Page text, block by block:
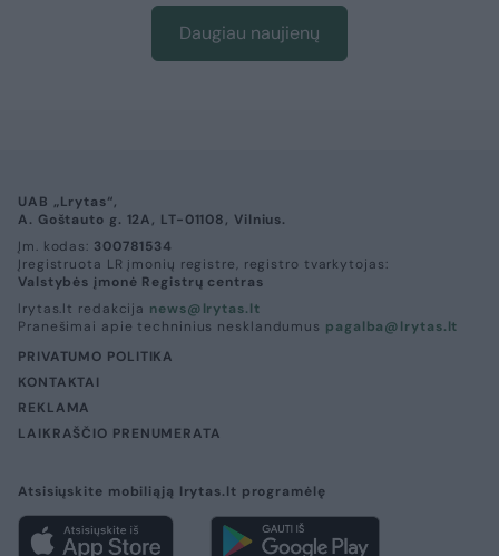
Daugiau naujienų
UAB „Lrytas“,
A. Goštauto g. 12A, LT-01108, Vilnius.
Įm. kodas: 300781534
Įregistruota LR įmonių registre, registro tvarkytojas:
Valstybės įmonė Registrų centras
lrytas.lt redakcija news@lrytas.lt
Pranešimai apie techninius nesklandumus pagalba@lrytas.lt
PRIVATUMO POLITIKA
KONTAKTAI
REKLAMA
LAIKRAŠČIO PRENUMERATA
Atsisiųskite mobiliąją lrytas.lt programėlę